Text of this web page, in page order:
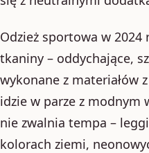
Odzież sportowa w
tkaniny – oddychające,
wykonane z materiałów
idzie w parze z modnym
nie zwalnia tempa –
kolorach ziemi,